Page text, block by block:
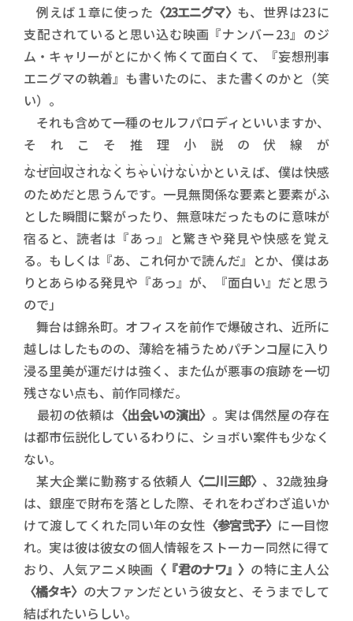
例えば１章に使った 〈23エニグマ〉 も、世界は23に
支配されていると思い込む映画『ナンバー23』のジ
ム・キャリーがとにかく怖くて面白くて、『妄想刑事
エニグマの執着』も書いたのに、また書くのかと（笑
い）。
それも含めて一種のセルフパロディといいますか、
それこそ推理小説の伏線が
なぜ回収されなくちゃいけないか
、、、、、、、、、、、、、、、
といえば、僕は快感
のためだと思うんです。一見無関係な要素と要素がふ
とした瞬間に繋がったり、無意味だったものに意味が
宿ると、読者は『あっ』と驚きや発見や快感を覚え
る。もしくは『あ、これ何かで読んだ』とか、僕はあ
りとあらゆる発見や『あっ』が、『面白い』だと思う
ので」
舞台は錦糸町。オフィスを前作で爆破され、近所に
越しはしたものの、薄給を補うためパチンコ屋に入り
浸る里美が運だけは強く、また仏が悪事の痕跡を一切
残さない点も、前作同様だ。
最初の依頼は 〈出会いの演出〉 。実は偶然屋の存在
は都市伝説化しているわりに、ショボい案件も少なく
ない。
某大企業に勤務する依頼人 〈二川三郎〉 、32歳独身
は、銀座で財布を落とした際、それをわざわざ追いか
けて渡してくれた同い年の女性 〈参宮弐子〉 に一目惚
れ。実は彼は彼女の個人情報をストーカー同然に得て
おり、人気アニメ映画 〈『君のナワ』〉 の特に主人公
〈橘タキ〉 の大ファンだという彼女と、そうまでして
結ばれたいらしい。